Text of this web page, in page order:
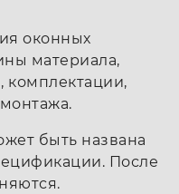
оконных
материала,
комплектации,
быть названа
После